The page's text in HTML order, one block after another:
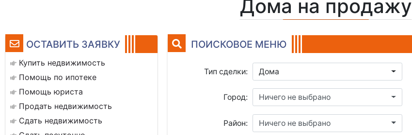
Дома на продажу
ОСТАВИТЬ ЗАЯВКУ
Купить недвижимость
Помощь по ипотеке
Помощь юриста
Продать недвижимость
Сдать недвижимость
ПОИСКОВОЕ МЕНЮ
Тип сделки: Дома
Город: Ничего не выбрано
Район: Ничего не выбрано